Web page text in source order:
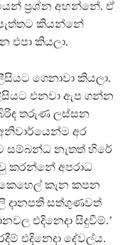
ප‍‍්‍රශ්න අහන්නේ. ඒ
කියන්නේ
එපා කියලා.
ගෙනාවා කියලා.
එනවා ඇප ගන්න
තරුණ ලස්සන
අර
සම්බන්ධ නැතත් හිරේ
කරන්නේ අපරාධ
කෙහෙල් කැන කපන
දානපති සත්ගුණවත්
එදිනෙදා සිදුවීම්.’
එදිනෙදා දේවල්ය.